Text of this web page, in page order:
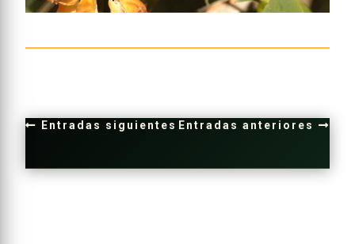
Entradas siguientes Entradas anteriores